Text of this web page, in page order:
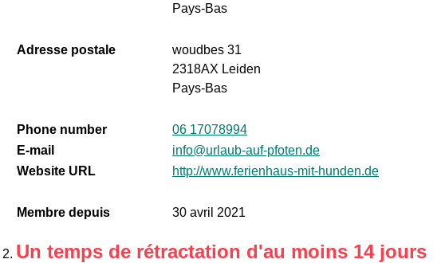
Pays-Bas
Adresse postale
woudbes 31
2318AX Leiden
Pays-Bas
Phone number
06 17078994
E-mail
info@urlaub-auf-pfoten.de
Website URL
http://www.ferienhaus-mit-hunden.de
Membre depuis 30 avril 2021
Un temps de rétractation d'au moins 14 jours